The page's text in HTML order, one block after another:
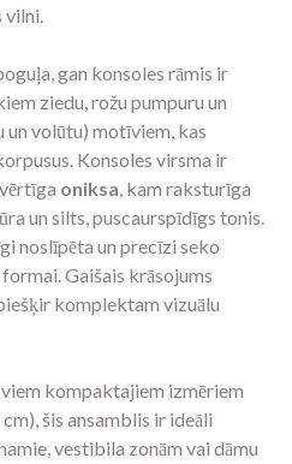
vilni.
gan konsoles rāmis ir
ziedu, rožu pumpuru un
volūtu) motīviem, kas
Konsoles virsma ir
oniksa, kam raksturīga
un silts, puscaurspīdīgs tonis.
noslīpēta un precīzi seko
Gaišais krāsojums
komplektam vizuālu
kompaktajiem izmēriem
šis ansamblis ir ideāli
vestibila zonām vai dāmu